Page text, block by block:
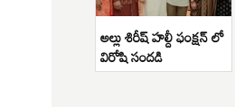
అల్లు శిరీష్ హల్దీ ఫంక్షన్ లో
విరోషి సందడి